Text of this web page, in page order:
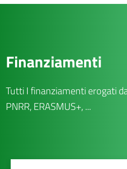
Finanziamenti
Tutti I finanziamenti erogati
PNRR, ERASMUS+, ...